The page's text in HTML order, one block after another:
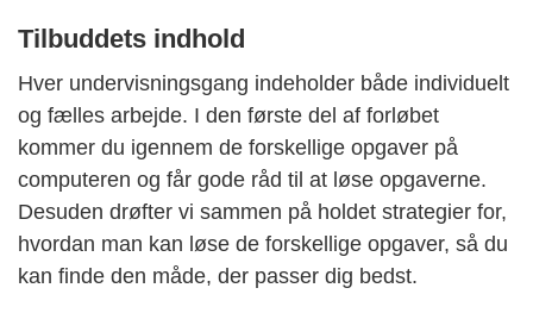
Tilbuddets indhold
Hver undervisningsgang indeholder både individuelt
og fælles arbejde. I den første del af forløbet
kommer du igennem de forskellige opgaver på
computeren og får gode råd til at løse opgaverne.
Desuden drøfter vi sammen på holdet strategier for,
hvordan man kan løse de forskellige opgaver, så du
kan finde den måde, der passer dig bedst.